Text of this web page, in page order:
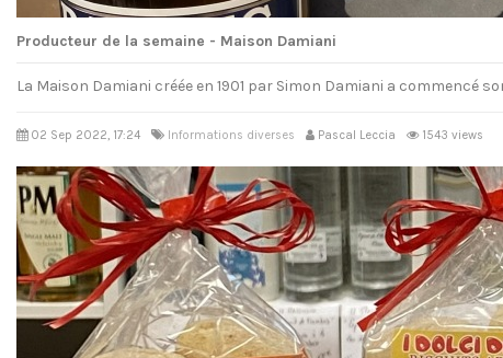
Producteur de la semaine - Maison Damiani
La Maison Damiani créée en 1901 par Simon Damiani a commencé
02 Sep 2022, 17:24 Informations diverses Pascal Leccia 1543 views